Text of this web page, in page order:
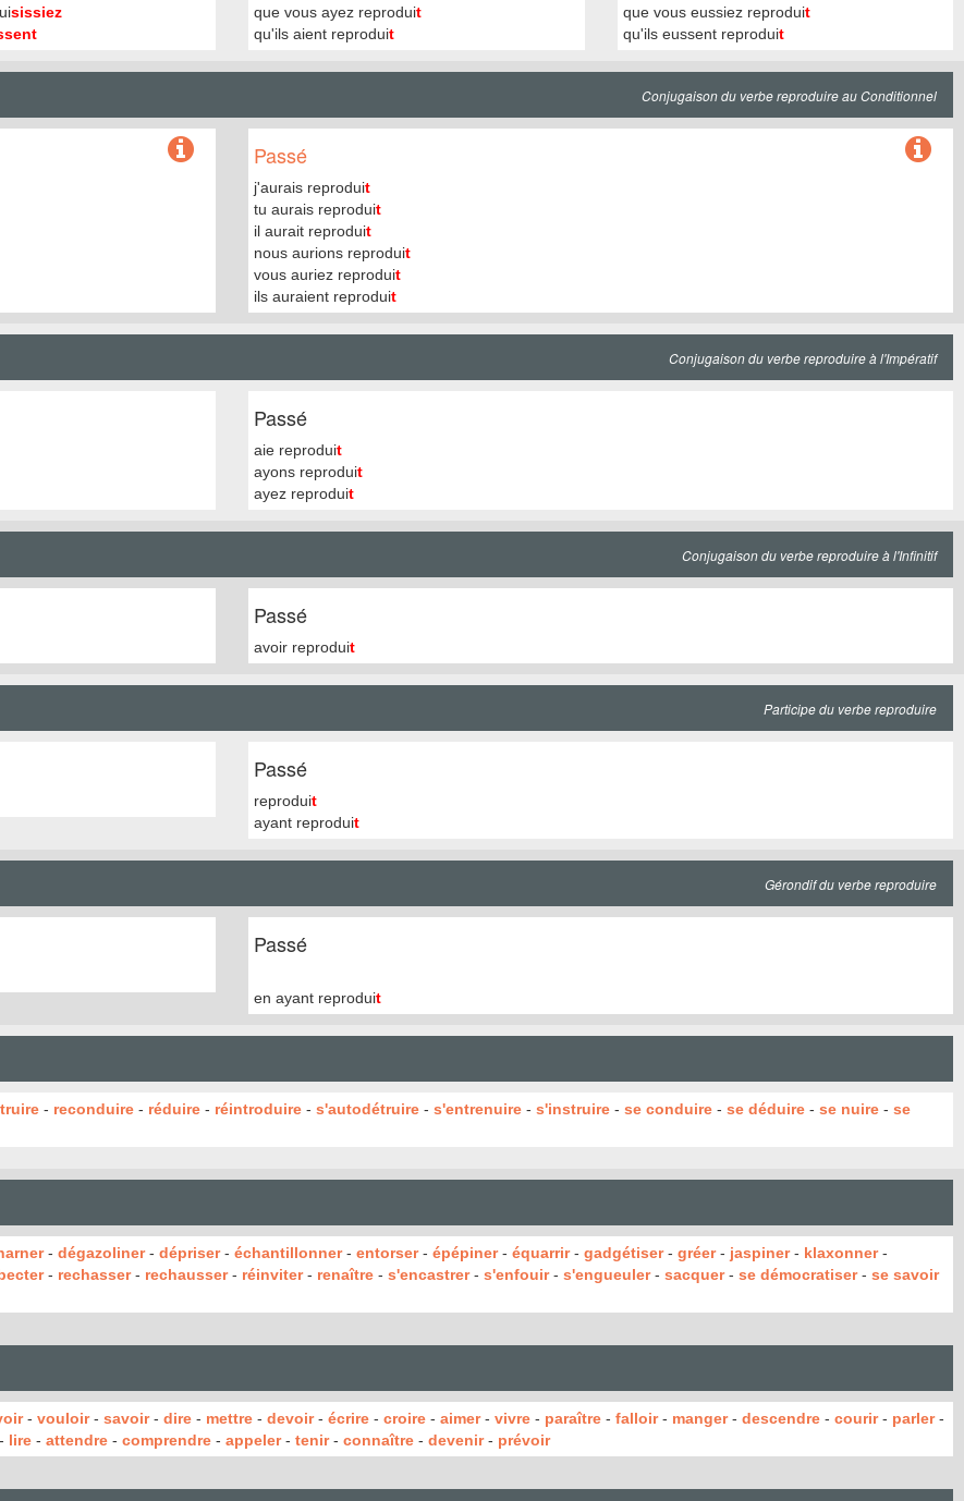
sissiez
que vous ayez reproduit
qu'ils aient reproduit
que vous eussiez reproduit
qu'ils eussent reproduit
Conjugaison du verbe reproduire au Conditionnel
Passé
j'aurais reproduit
tu aurais reproduit
il aurait reproduit
nous aurions reproduit
vous auriez reproduit
ils auraient reproduit
Conjugaison du verbe reproduire à l'Impératif
Passé
aie reproduit
ayons reproduit
ayez reproduit
Conjugaison du verbe reproduire à l'Infinitif
Passé
avoir reproduit
Participe du verbe reproduire
Passé
reproduit
ayant reproduit
Gérondif du verbe reproduire
Passé
en ayant reproduit
- reconduire - réduire - réintroduire - s'autodétruire - s'entrenuire - s'instruire - se conduire - se déduire - se nuire - se
- dégazoliner- dépriser- échantillonner- entorser- épépiner- équarrir- gadgétiser- gréer- jaspiner- klaxonner-
- rechasser- rechausser- réinviter- renaître - s'encastrer- s'enfouir- s'engueuler- sacquer- se démocratiser- se savoir
- vouloir- savoir- dire - mettre - devoir- écrire - croire - aimer- vivre - paraître - falloir- manger- descendre - courir- parler-
lire - attendre - comprendre - appeler- tenir- connaître - devenir- prévoir